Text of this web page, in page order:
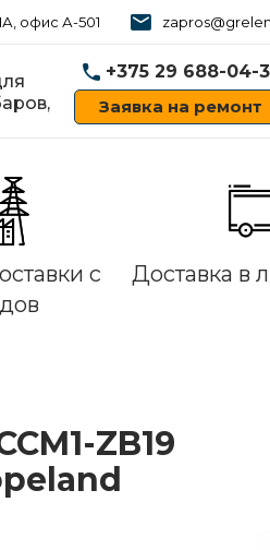
офис А-501
+375 29 688-04-
Заявка на ремонт
с
Доставка в
ZB19